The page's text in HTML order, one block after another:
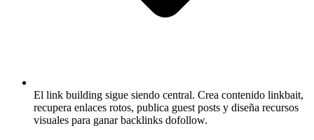
El link building sigue siendo central. Crea contenido linkbait,
recupera enlaces rotos, publica guest posts y diseña recursos
visuales para ganar backlinks dofollow.